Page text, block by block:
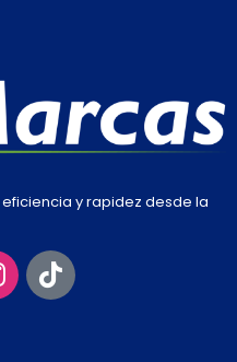
y rapidez desde la